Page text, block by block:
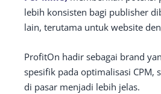
lebih konsisten bagi publisher
lain, terutama untuk website
ProfitOn hadir sebagai brand
spesifik pada optimalisasi CPM,
di pasar menjadi lebih jelas.